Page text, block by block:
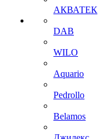
АКВАТЕК
DAB
WILO
Aquario
Pedrollo
Belamos